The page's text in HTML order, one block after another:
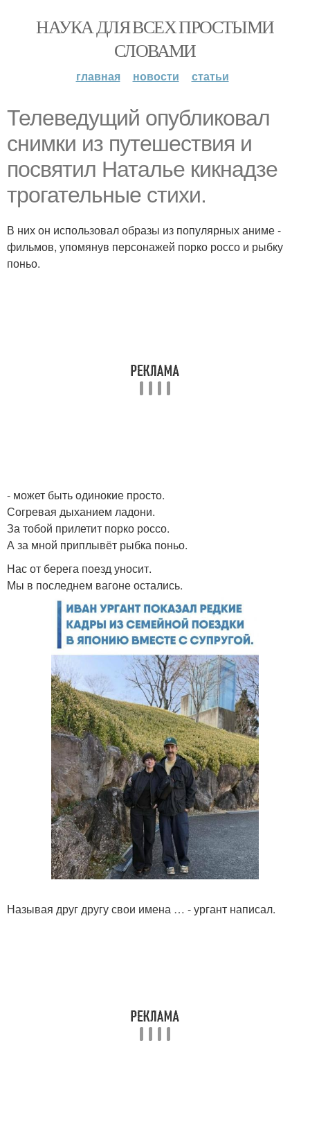
НАУКА ДЛЯ ВСЕХ ПРОСТЫМИ
СЛОВАМИ
главная новости статьи
Телеведущий опубликовал
снимки из путешествия и
посвятил Наталье кикнадзе
трогательные стихи.
В них он использовал образы из популярных аниме -
фильмов, упомянув персонажей порко россо и рыбку
поньо.
- может быть одинокие просто.
Согревая дыханием ладони.
За тобой прилетит порко россо.
А за мной приплывёт рыбка поньо.
Нас от берега поезд уносит.
Мы в последнем вагоне остались.
Называя друг другу свои имена … - ургант написал.